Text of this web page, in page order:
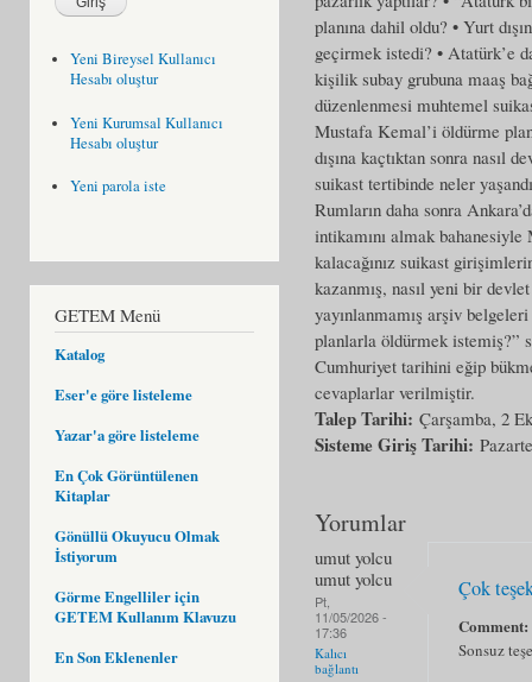
Yeni Bireysel Kullanıcı
Hesabı oluştur
Yeni Kurumsal Kullanıcı
Hesabı oluştur
Yeni parola iste
GETEM Menü
Katalog
Eser'e göre listeleme
Yazar'a göre listeleme
En Çok Görüntülenen
Kitaplar
Gönüllü Okuyucu Olmak
İstiyorum
Görme Engelliler için
GETEM Kullanım Klavuzu
En Son Eklenenler
planına dahil oldu? • Yurt
geçirmek istedi? • Atatürk’e
kişilik subay grubuna maaş
düzenlenmesi muhtemel
Mustafa Kemal’i öldürme
dışına kaçtıktan sonra nasıl
suikast tertibinde neler
Rumların daha sonra
intikamını almak
kalacağınız suikast
kazanmış, nasıl yeni bir
yayınlanmamış arşiv
planlarla öldürmek istemiş?”
Cumhuriyet tarihini eğip
cevaplarlar verilmiştir.
Talep Tarihi: Çarşamba, 2
Sisteme Giriş Tarihi:
Yorumlar
umut yolcu
umut yolcu
Pt,
11/05/2026 -
17:36
Kalıcı
bağlantı
Çok
Comment:
Sonsuz